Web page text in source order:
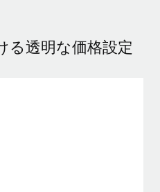
ルに
ース予定
る透明な価格設定